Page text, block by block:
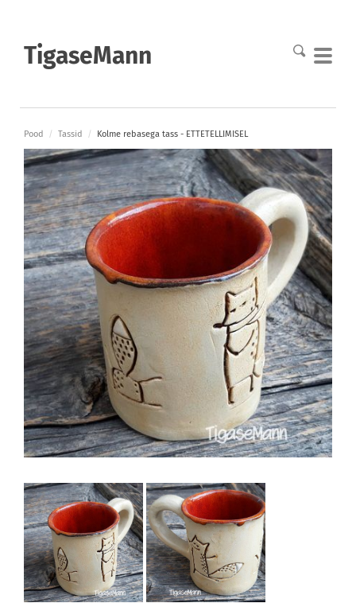
TigaseMann
Pood / Tassid / Kolme rebasega tass - ETTETELLIMISEL